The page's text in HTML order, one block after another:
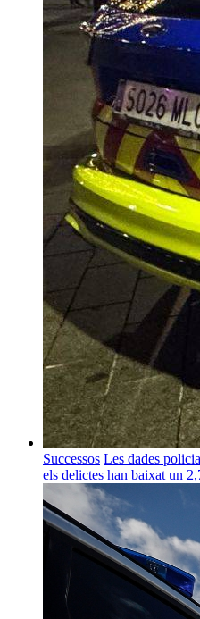
Successos Les dades
els delictes han baixat un